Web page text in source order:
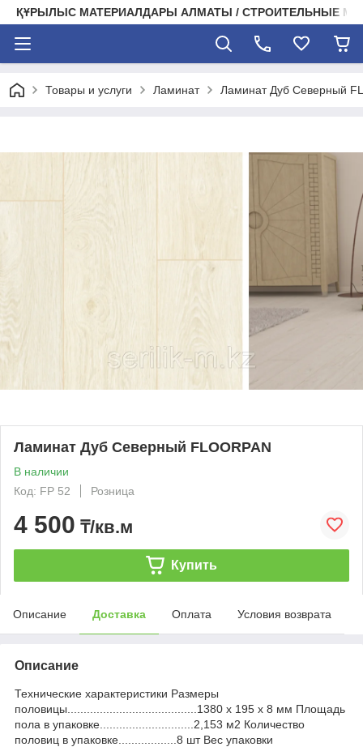
ҚҰРЫЛЫС МАТЕРИАЛДАРЫ АЛМАТЫ / СТРОИТЕЛЬНЫЕ
Товары и услуги Ламинат Ламинат Дуб Северный
Ламинат Дуб Северный FLOORPAN
В наличии
Код: FP 52
Розница
4 500 ₸/кв.м
Купить
Описание Доставка Оплата Условия возврата
Описание
Технические характеристики Размеры
половицы........................................1380 х 195 х 8 мм Площадь
пола в упаковке.............................2,153 м2 Количество
половиц в упаковке..................8 шт Вес упаковки